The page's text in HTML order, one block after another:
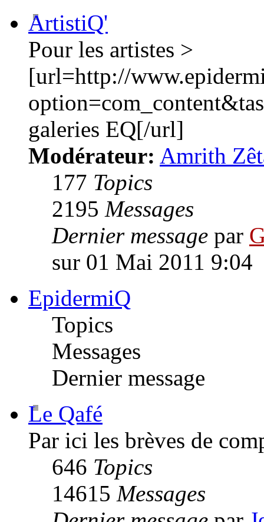
ArtistiQ'
Pour les artistes >
[url=http://
galeries EQ[/url]
Modérateur: Amrith
177 Topics
2195 Messages
Dernier message par
sur 01 Mai 2011 9:04
EpidermiQ
Topics
Messages
Dernier message
Le Qafé
Par ici les brèves de
646 Topics
14615 Messages